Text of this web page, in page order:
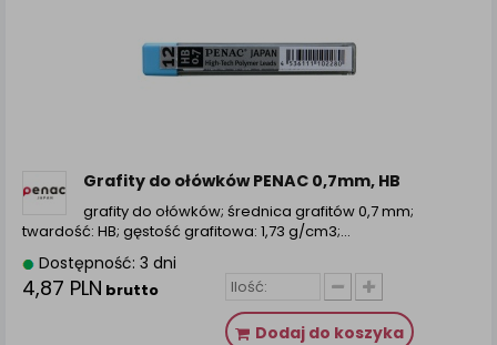
Grafity do ołówków PENAC 0,7mm, HB
grafity do ołówków; średnica grafitów 0,7 mm;
twardość: HB; gęstość grafitowa: 1,73 g/cm3;...
Dostępność: 3 dni
4,87 PLN brutto
Dodaj do koszyka